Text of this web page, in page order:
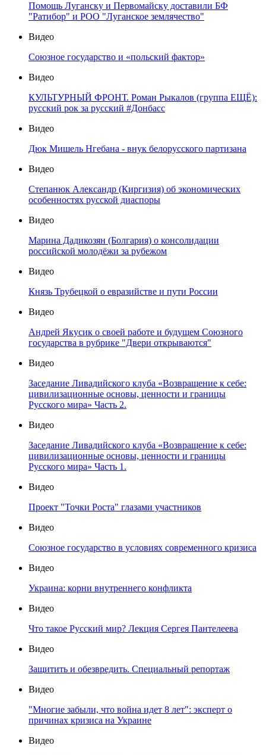
Помощь Луганску и Первомайску доставили БФ
"Ратибор" и РОО "Луганское землячество"
Видео
Союзное государство и «польский фактор»
Видео
КУЛЬТУРНЫЙ ФРОНТ. Роман Рыкалов (группа ЕЩЁ):
русский рок за русский #Донбасс
Видео
Дюк Мишель Нгебана - внук белорусского партизана
Видео
Степанюк Александр (Киргизия) об экономических
особенностях русской диаспоры
Видео
Марина Дадикозян (Болгария) о консолидации
российской молодёжи за рубежом
Видео
Князь Трубецкой о евразийстве и пути России
Видео
Андрей Якусик о своей работе и будущем Союзного
государства в рубрике "Двери открываются"
Видео
Заседание Ливадийского клуба «Возвращение к себе:
цивилизационные основы, ценности и границы
Русского мира» Часть 2.
Видео
Заседание Ливадийского клуба «Возвращение к себе:
цивилизационные основы, ценности и границы
Русского мира» Часть 1.
Видео
Проект "Точки Роста" глазами участников
Видео
Союзное государство в условиях современного кризиса
Видео
Украина: корни внутреннего конфликта
Видео
Что такое Русский мир? Лекция Сергея Пантелеева
Видео
Защитить и обезвредить. Специальный репортаж
Видео
"Многие забыли, что война идет 8 лет": эксперт о
причинах кризиса на Украине
Видео